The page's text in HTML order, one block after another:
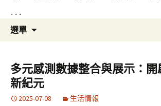
…
選單
要
內
容
多元感測數據整合與展示：
新紀元
2025-07-08 生活情報